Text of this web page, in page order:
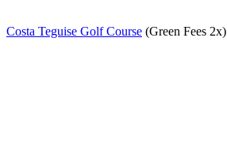
Costa Teguise Golf Course (Green Fees 2x)